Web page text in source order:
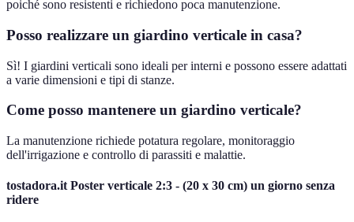
poiché sono resistenti e richiedono poca manutenzione.
Posso realizzare un giardino verticale in casa?
Sì! I giardini verticali sono ideali per interni e possono essere adattati
a varie dimensioni e tipi di stanze.
Come posso mantenere un giardino verticale?
La manutenzione richiede potatura regolare, monitoraggio
dell'irrigazione e controllo di parassiti e malattie.
tostadora.it Poster verticale 2:3 - (20 x 30 cm) un giorno senza
ridere